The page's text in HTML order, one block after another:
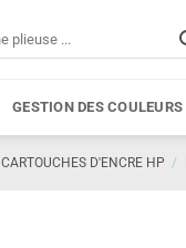
GESTION DES COULEURS
CARTOUCHES D'ENCRE HP /